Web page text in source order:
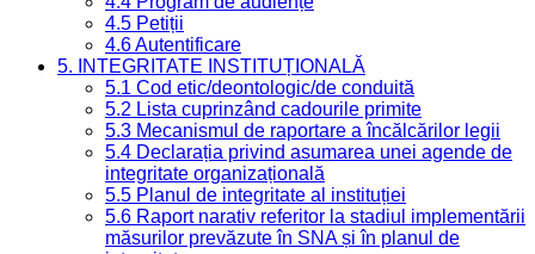
4.5 Petiții
4.6 Autentificare
5. INTEGRITATE INSTITUȚIONALĂ
5.1 Cod etic/deontologic/de conduită
5.2 Lista cuprinzând cadourile primite
5.3 Mecanismul de raportare a încălcărilor legii
5.4 Declarația privind asumarea unei agende de
integritate organizațională
5.5 Planul de integritate al instituției
5.6 Raport narativ referitor la stadiul implementării
măsurilor prevăzute în SNA și în planul de